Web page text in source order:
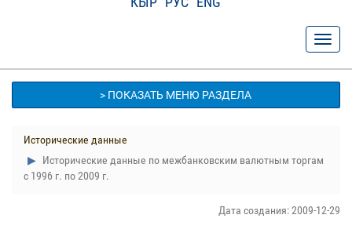
> ПОКАЗАТЬ МЕНЮ РАЗДЕЛА
Исторические данные
Исторические данные по межбанковским валютным торгам
с 1996 г. по 2009 г.
Дата создания: 2009-12-29